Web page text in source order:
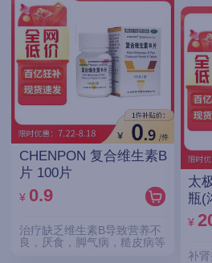
CHENPON 复合维生素B
片 100片
¥ 0.9
治疗缺乏维生素B导致营养不
良，厌食，脚气病，糙皮病等
太
瓶(
¥
补